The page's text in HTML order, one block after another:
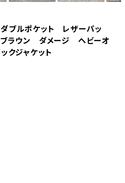
ルポケット レザーパッ
ラウン ダメージ ヘビーオ
ジャケット